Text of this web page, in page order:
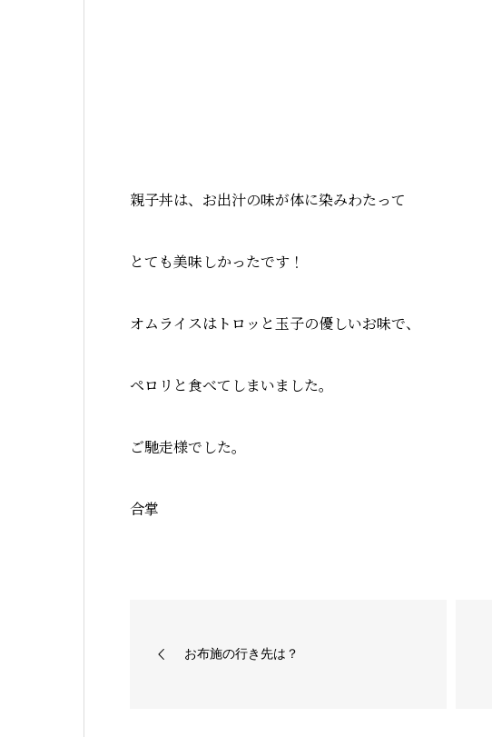
親子丼は、お出汁の味が体に染みわたって
とても美味しかったです！
オムライスはトロッと玉子の優しいお味で、
ペロリと食べてしまいました。
ご馳走様でした。
合掌
お布施の行き先は？